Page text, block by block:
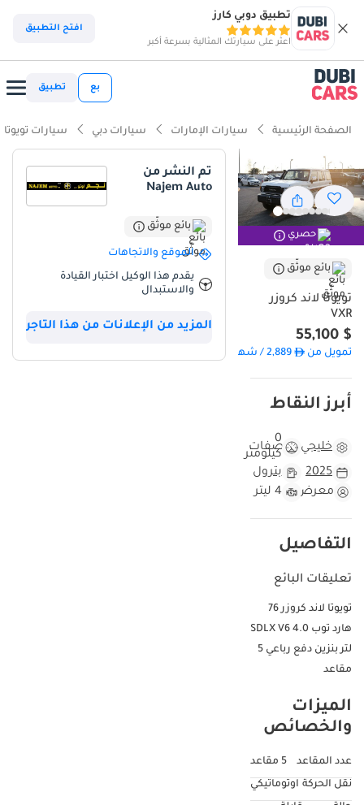
تطبيق دوبي كارز
اعثر على سيارتك المثالية بسرعة أكبر
افتح التطبيق
بع تطبيق
الصفحة الرئيسية سيارات الإمارات سيارات دبي سيارات تويوتا
حصري
بائع موثّق
تويوتا لاند كروزر
VXR
$ 55,100
تمويل من 2,889/ شهر
أبرز النقاط
خليجي مواصفات
0
كيلومتر
2025
بترول
معرض
4 ليتر
التفاصيل
تعليقات البائع
تويوتا لاند كروزر 76
هارد توب SDLX V6 4.0
لتر بنزين دفع رباعي 5
مقاعد
الميزات
والخصائص
عدد المقاعد
5 مقاعد
نقل الحركة اوتوماتيكي
تم النشر من
Najem Auto
بائع موثّق
الموقع والاتجاهات
يقدم هذا الوكيل اختبار القيادة
والاستبدال
المزيد من الإعلانات من هذا التاجر